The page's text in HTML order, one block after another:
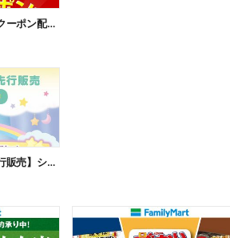
【おトク】お店で使えるクーポン配信中
【ファミマオンライン先行販売】シルバニアファミリー